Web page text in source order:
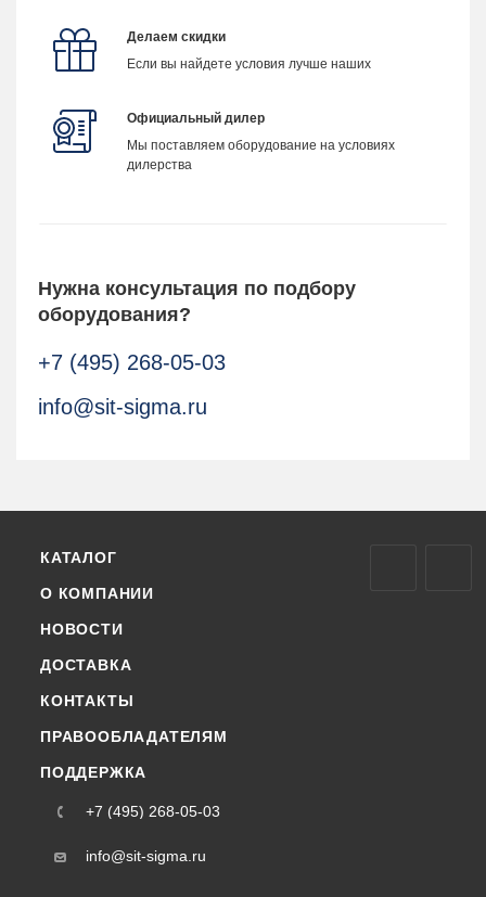
Делаем скидки
Если вы найдете условия лучше наших
Официальный дилер
Мы поставляем оборудование на условиях
дилерства
Нужна консультация по подбору
оборудования?
+7 (495) 268-05-03
info@sit-sigma.ru
КАТАЛОГ
О КОМПАНИИ
НОВОСТИ
ДОСТАВКА
КОНТАКТЫ
ПРАВООБЛАДАТЕЛЯМ
ПОДДЕРЖКА
+7 (495) 268-05-03
info@sit-sigma.ru